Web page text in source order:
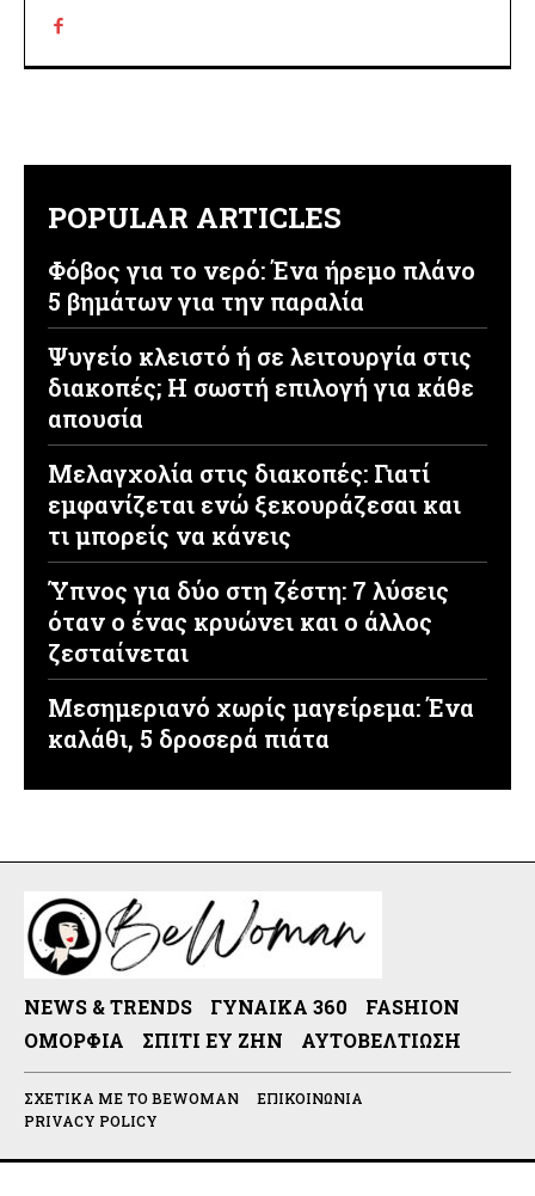
POPULAR ARTICLES
Φόβος για το νερό: Ένα ήρεμο πλάνο
5 βημάτων για την παραλία
Ψυγείο κλειστό ή σε λειτουργία στις
διακοπές; Η σωστή επιλογή για κάθε
απουσία
Μελαγχολία στις διακοπές: Γιατί
εμφανίζεται ενώ ξεκουράζεσαι και
τι μπορείς να κάνεις
Ύπνος για δύο στη ζέστη: 7 λύσεις
όταν ο ένας κρυώνει και ο άλλος
ζεσταίνεται
Μεσημεριανό χωρίς μαγείρεμα: Ένα
καλάθι, 5 δροσερά πιάτα
NEWS & TRENDS ΓΥΝΑΊΚΑ 360
FASHION
ΟΜΟΡΦΙΆ
ΣΠΊΤΙ ΕΥ ΖΗΝ ΑΥΤΟΒΕΛΤΊΩΣΗ
ΣΧΕΤΙΚΆ ΜΕ ΤΟ BEWOMAN
ΕΠΙΚΟΙΝΩΝΊΑ
PRIVACY POLICY